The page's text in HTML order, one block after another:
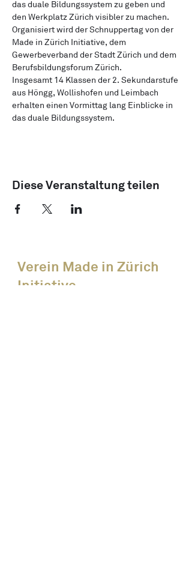
das duale Bildungssystem zu geben und
den Werkplatz Zürich visibler zu machen.
Organisiert wird der Schnuppertag von der
Made in Zürich Initiative, dem
Gewerbeverband der Stadt Zürich und dem
Berufsbildungsforum Zürich.
Insgesamt 14 Klassen der 2. Sekundarstufe
aus Höngg, Wollishofen und Leimbach
erhalten einen Vormittag lang Einblicke in
das duale Bildungssystem.
Diese Veranstaltung teilen
Verein Made in Zürich
Initiative